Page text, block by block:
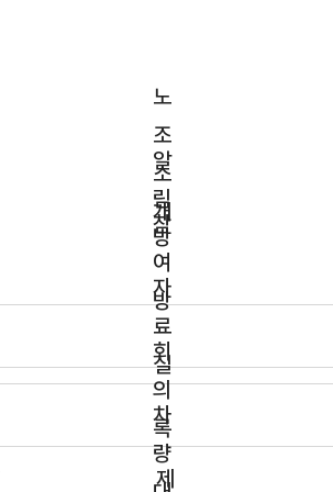
노
조
소
개
알
림
방
참
여
방
자
료
실
회
의
록
차
량
제